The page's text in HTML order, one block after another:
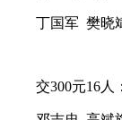
丁国军 樊
交300元16人：